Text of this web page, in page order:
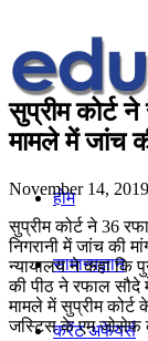
होम
सामान्यज्ञान
करेंट अफेयर्स
सुप्रीम कोर्ट
मामले में जांच
November 14, 2019
सुप्रीम कोर्ट ने 36
निगरानी में जांच की
न्‍यायालय ने कहा कि
की पीठ ने रफाल सौदे
मामले में सुप्रीम
जस्टिस के एम जोसेफ